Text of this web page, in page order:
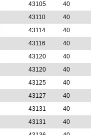
43105 40
43110 40
43114 40
43116 40
43120 40
43120 40
43125 40
43127 40
43131 40
43131 40